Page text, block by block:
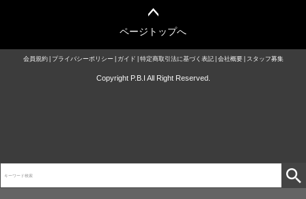
ページトップへ
会員規約 プライバシーポリシー ガイド 特定商取引法に基づく表記 会社概要 スタッフ募集
Copyright P.B.I All Right Reserved.